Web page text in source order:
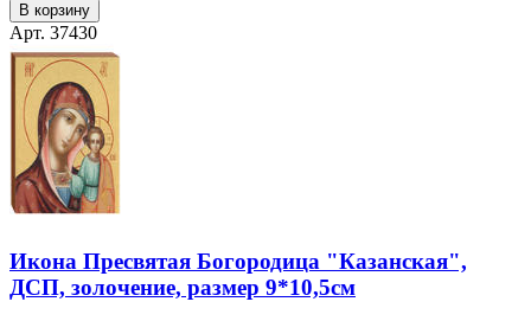
В корзину
Арт. 37430
Икона Пресвятая Богородица "Казанская",
ДСП, золочение, размер 9*10,5см